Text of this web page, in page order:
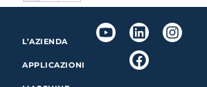
L’AZIENDA
APPLICAZIONI